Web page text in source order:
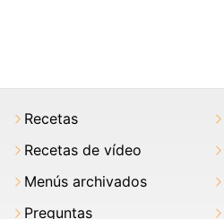
Recetas
Recetas de vídeo
Menús archivados
Preguntas